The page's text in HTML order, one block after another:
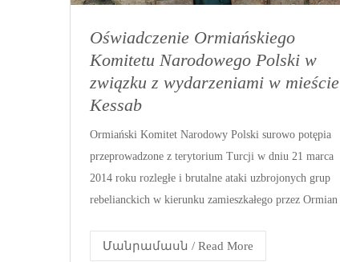
Oświadczenie Ormiańskiego
Komitetu Narodowego Polski w
związku z wydarzeniami w mieście
Kessab
Ormiański Komitet Narodowy Polski surowo potępia
przeprowadzone z terytorium Turcji w dniu 21 marca
2014 roku rozległe i brutalne ataki uzbrojonych grup
rebelianckich w kierunku zamieszkałego przez Ormian
Մանրամասն / Read More